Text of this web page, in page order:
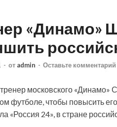
«Динамо»
- от admin - Оставьте комментарий
московского «Динамо»
футболе, чтобы повысить
«Россия 24», в стране